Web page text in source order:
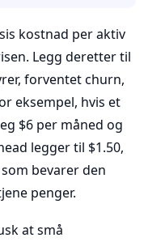
kostnad per aktiv
Legg deretter til
forventet churn,
eksempel, hvis et
$6 per måned og
legger til $1.50,
bevarer den
penger.
at små